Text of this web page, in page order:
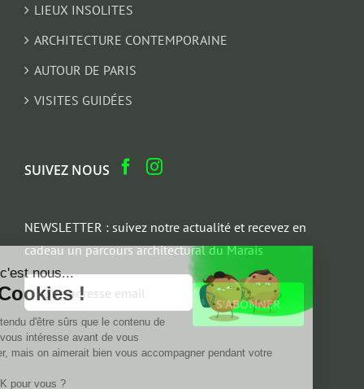
LIEUX INSOLITES
ARCHITECTURE CONTEMPORAINE
AUTOUR DE PARIS
VISITES GUIDÉES
SUIVEZ NOUS
NEWSLETTER : suivez notre actualité et recevez en
cadeau un parcours architectural du Marais
Email
*
Salut c'est nous...
les Cookies !
On a attendu d'être sûrs que le contenu de
ce site vous intéresse avant de vous
déranger, mais on aimerait bien vous accompagner pendant votre
C'est OK pour vous ?